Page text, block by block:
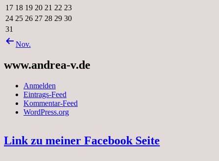
17 18 19 20 21 22 23
24 25 26 27 28 29 30
31
Nov.
www.andrea-v.de
Anmelden
Eintrags-Feed
Kommentar-Feed
WordPress.org
Link zu meiner Facebook Seite